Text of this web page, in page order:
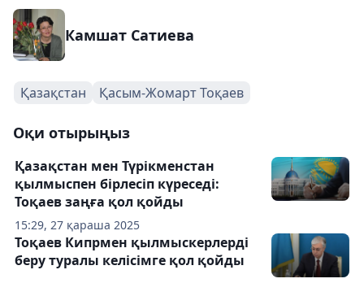
Камшат Сатиева
Қазақстан Қасым-Жомарт Тоқаев
Оқи отырыңыз
15:29, 27 қараша 2025
Қазақстан мен Түрікменстан
қылмыспен бірлесіп күреседі:
Тоқаев заңға қол қойды
Тоқаев Кипрмен қылмыскерлерді
беру туралы келісімге қол қойды